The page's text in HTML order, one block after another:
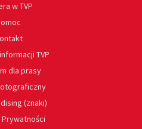
w TVP
TVP
dla prasy
(znaki)